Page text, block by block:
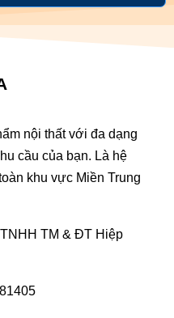
nội thất với đa dạng
cầu của bạn. Là hệ
khu vực Miền Trung
TM & ĐT Hiệp